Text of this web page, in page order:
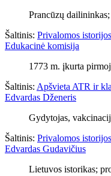
Prancūzų
Šaltinis: Privalomos
Edukacinė komisija
1773 m. įkurta
Šaltinis: Apšvieta ATR ir
Edvardas Dženeris
Gydytojas,
Šaltinis: Privalomos
Edvardas Gudavičius
Lietuvos istorikas;